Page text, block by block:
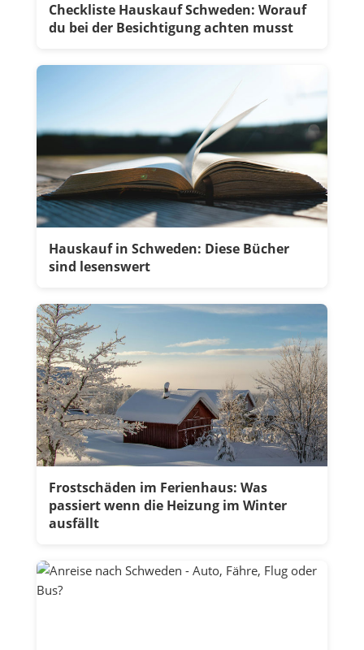
Checkliste Hauskauf Schweden: Worauf
du bei der Besichtigung achten musst
Hauskauf in Schweden: Diese Bücher
sind lesenswert
Frostschäden im Ferienhaus: Was
passiert wenn die Heizung im Winter
ausfällt